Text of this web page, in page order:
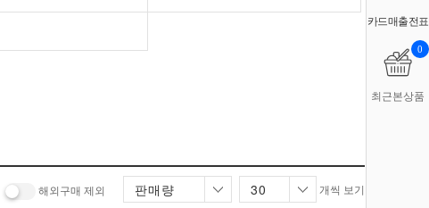
카드매출전표
최근본상품
0
해외구매 제외 판매량 30 개씩 보기